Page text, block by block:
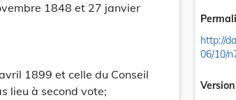
1848 et 27 janvier
1899 et celle du Conseil
lieu à second vote;
http://
06/10/